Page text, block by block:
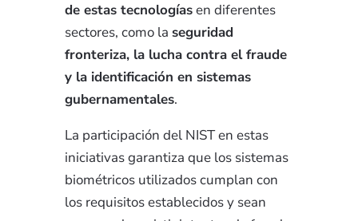
de estas tecnologíasen diferentes
sectores, como la seguridad
fronteriza, la lucha contra el fraude
y la identificación en sistemas
gubernamentales.
La participación del NIST en estas
iniciativas garantiza que los sistemas
biométricos utilizados cumplan con
los requisitos establecidos y sean